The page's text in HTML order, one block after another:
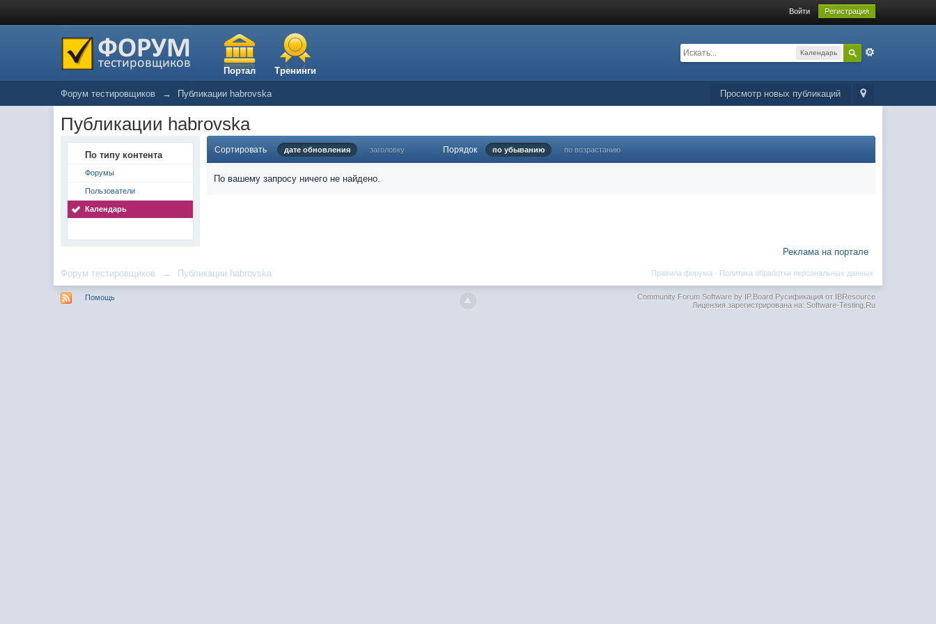
Войти Регистрация
Портал Тренинги
Календарь
Просмотр новых публикаций
Форум тестировщиков → Публикации habrovska
Публикации habrovska
По типу контента
Форумы
Пользователи
Календарь
Сортировать дате обновления заголовку Порядок по убыванию по возрастанию
По вашему запросу ничего не найдено.
Реклама на портале
Форум тестировщиков → Публикации habrovska Политика обработки персональных данных
Правила форума ·
Помощь Community Forum Software by IP.BoardРусификация от IBResource
Лицензия зарегистрирована на: Software-Testing.Ru